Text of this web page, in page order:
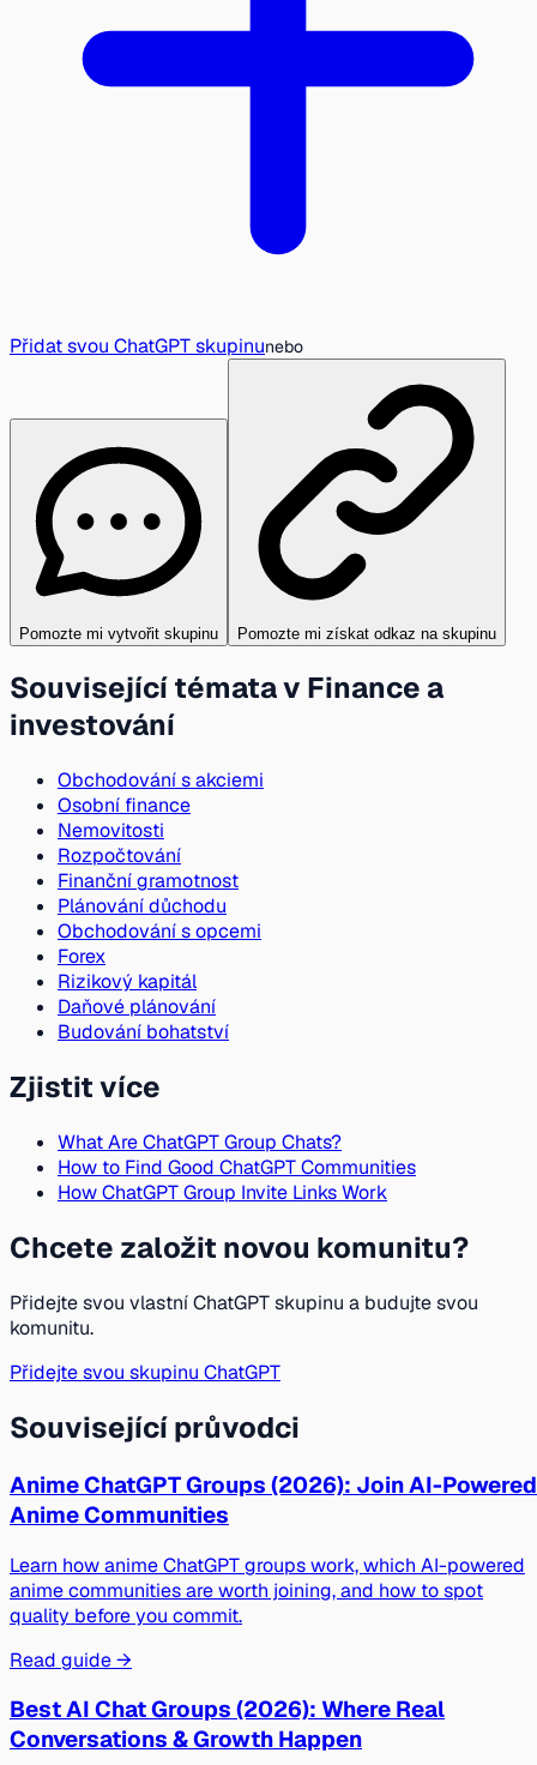
Přidat svou ChatGPT skupinunebo
Pomozte mi vytvořit skupinu Pomozte mi získat odkaz na skupinu
Související témata v Finance a
investování
Obchodování s akciemi
Osobní finance
Nemovitosti
Rozpočtování
Finanční gramotnost
Plánování důchodu
Obchodování s opcemi
Forex
Rizikový kapitál
Daňové plánování
Budování bohatství
Zjistit více
What Are ChatGPT Group Chats?
How to Find Good ChatGPT Communities
How ChatGPT Group Invite Links Work
Chcete založit novou komunitu?
Přidejte svou vlastní ChatGPT skupinu a budujte svou
komunitu.
Přidejte svou skupinu ChatGPT
Související průvodci
Anime ChatGPT Groups (2026): Join AI-Powered
Anime Communities
Learn how anime ChatGPT groups work, which AI-powered
anime communities are worth joining, and how to spot
quality before you commit.
Read guide →
Best AI Chat Groups (2026): Where Real
Conversations & Growth Happen